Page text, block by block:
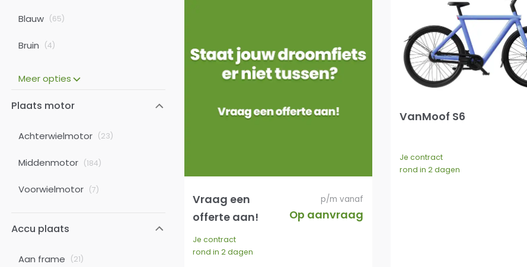
Vraag een
offerte aan!
p/m vanaf
Op aanvraag
Je contract
rond in 2 dagen
VanMoof S6
Je contract
rond in 2 dagen
Blauw (65)
Bruin (4)
Meer opties
Plaats motor
Achterwielmotor (23)
Middenmotor (184)
Voorwielmotor (7)
Accu plaats
Aan frame (21)